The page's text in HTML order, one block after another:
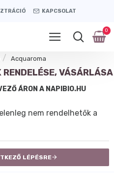
KAPCSOLAT
0
Acquaroma
VÁSÁRLÁSA
ÁRON A NAPIBIO.HU
nem rendelhetők a
LÉPÉSRE